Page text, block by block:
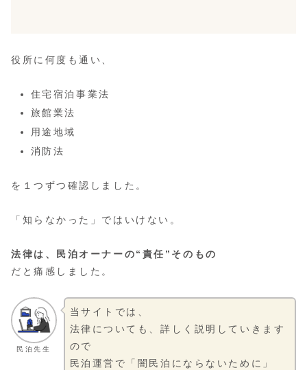
役所に何度も通い、
住宅宿泊事業法
旅館業法
用途地域
消防法
を１つずつ確認しました。
「知らなかった」ではいけない。
法律は、民泊オーナーの“責任”そのもの
だと痛感しました。
民泊先生
当サイトでは、
法律についても、詳しく説明していきます
ので
民泊運営で「闇民泊にならないために」